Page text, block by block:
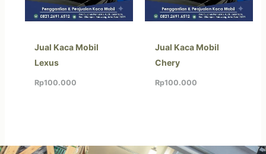
Jual Kaca Mobil
Lexus
Rp100.000
Jual Kaca Mobil
Chery
Rp100.000